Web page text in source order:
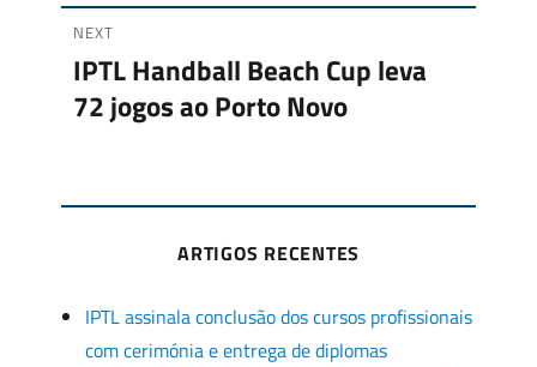
artigos
NEXT
Next
post:
IPTL Handball Beach Cup leva
72 jogos ao Porto Novo
ARTIGOS RECENTES
IPTL assinala conclusão dos cursos profissionais
com cerimónia e entrega de diplomas